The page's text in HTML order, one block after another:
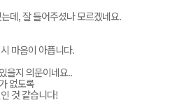
데, 잘 들어주셨나 모르겠네요.
마음이 아픕니다.
을지 의문이네요..
없도록
것 같습니다!